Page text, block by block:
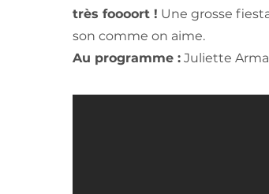
très foooort ! Une grosse
son comme on aime.
Au programme : Juliette